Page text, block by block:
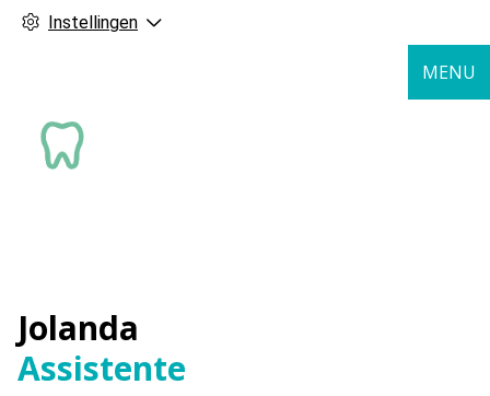
Instellingen
MENU
Jolanda
Assistente